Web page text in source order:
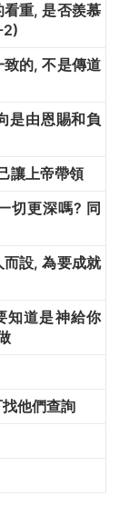
重, 是否羨慕
2)
的, 不是傳道
是由恩賜和負
讓上帝帶領
切更深嗎? 同
設, 為要成就
知道是神給你
他們查詢